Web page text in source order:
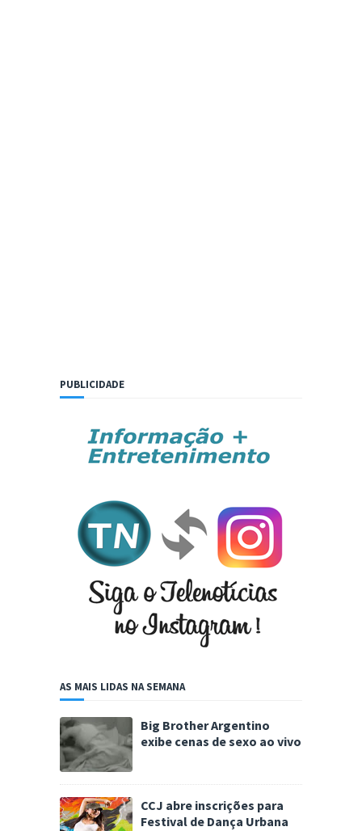
PUBLICIDADE
AS MAIS LIDAS NA SEMANA
Big Brother Argentino
exibe cenas de sexo ao vivo
CCJ abre inscrições para
Festival de Dança Urbana